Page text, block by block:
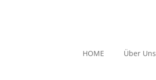
HOME Über Uns